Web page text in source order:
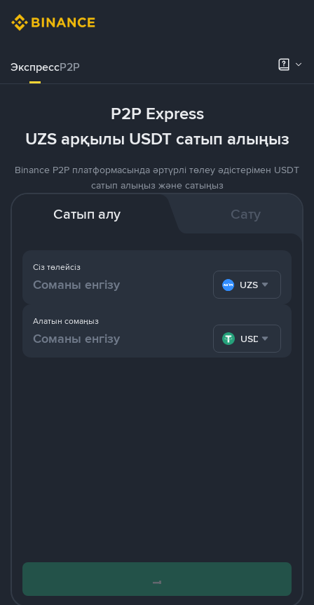
ЭкспрессP2P
P2P Express
UZS арқылы USDT сатып алыңыз
Binance P2P платформасында әртүрлі төлеу әдістерімен USDT
сатып алыңыз және сатыңыз
Сатып алу Сату
Сіз төлейсіз
UZS
Алатын сомаңыз
USDT